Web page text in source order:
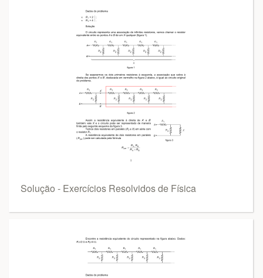
Solução - Exercícios Resolvidos de Física